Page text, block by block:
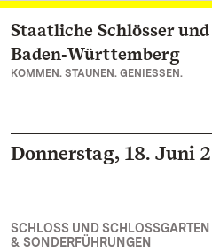
Zum Hauptinhalt springen
Staatliche Schlösser
Baden‑Württemberg
KOMMEN. STAUNEN. GENIESSEN.
Donnerstag, 18. Juni
SCHLOSS UND
& SONDERFÜHRUNGEN